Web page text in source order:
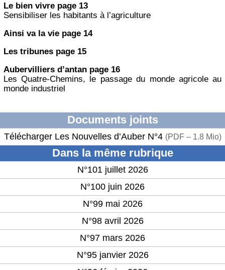
Le bien vivre page 13
Sensibiliser les habitants à l’agriculture
Ainsi va la vie page 14
Les tribunes page 15
Aubervilliers d’antan page 16
Les Quatre-Chemins, le passage du monde agricole au
monde industriel
Documents joints
Télécharger Les Nouvelles d’Auber N°4 (PDF – 1.8 Mio)
Dans la même rubrique
N°101 juillet 2026
N°100 juin 2026
N°99 mai 2026
N°98 avril 2026
N°97 mars 2026
N°95 janvier 2026